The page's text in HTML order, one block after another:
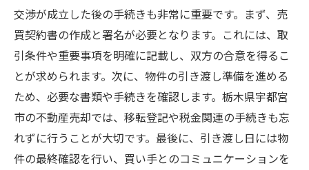
交渉が成立した後の手続きも非常に重要です。まず、売
買契約書の作成と署名が必要となります。これには、取
引条件や重要事項を明確に記載し、双方の合意を得るこ
とが求められます。次に、物件の引き渡し準備を進める
ため、必要な書類や手続きを確認します。栃木県宇都宮
市の不動産売却では、移転登記や税金関連の手続きも忘
れずに行うことが大切です。最後に、引き渡し日には物
件の最終確認を行い、買い手とのコミュニケーションを